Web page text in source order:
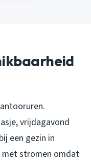
vrijdagavond
een gezin in
met stromen omdat